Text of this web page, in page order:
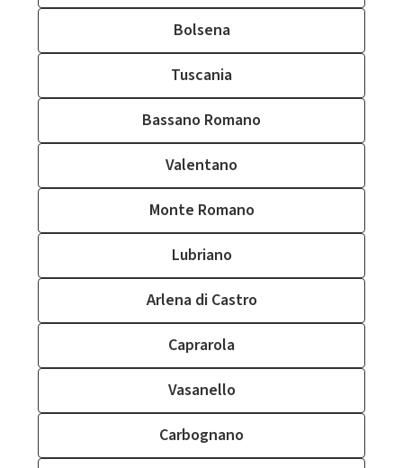
Bolsena
Tuscania
Bassano Romano
Valentano
Monte Romano
Lubriano
Arlena di Castro
Caprarola
Vasanello
Carbognano